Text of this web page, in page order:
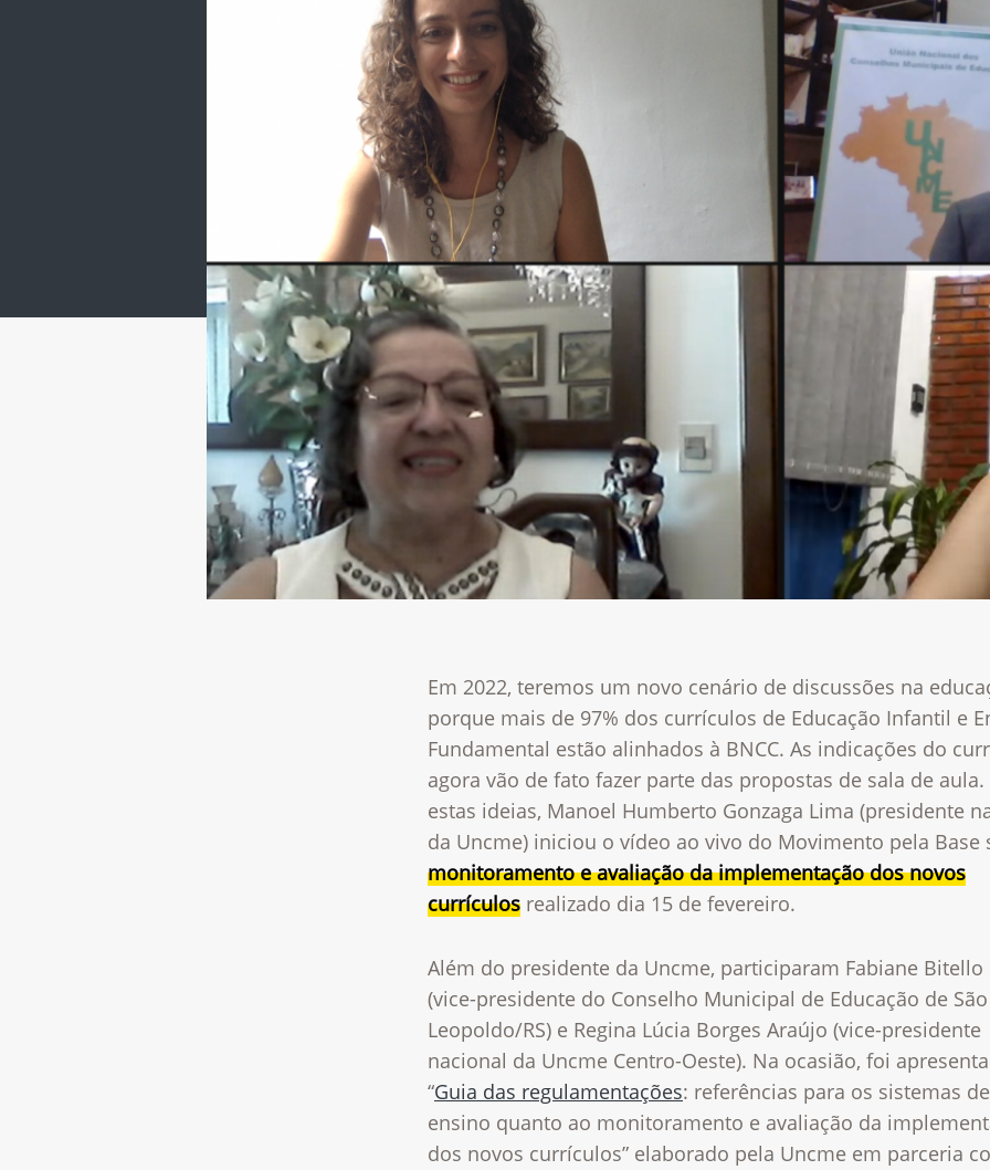
Em 2022, teremos um novo cenário de discussões na
porque mais de 97% dos currículos de Educação Infantil e
Fundamental estão alinhados à BNCC. As indicações do
agora vão de fato fazer parte das propostas de sala de aula.
estas ideias, Manoel Humberto Gonzaga Lima (presidente
da Uncme) iniciou o vídeo ao vivo do Movimento pela Base
monitoramento e avaliação da implementação dos novos
currículos realizado dia 15 de fevereiro.
Além do presidente da Uncme, participaram Fabiane Bitello
(vice-presidente do Conselho Municipal de Educação de São
Leopoldo/RS) e Regina Lúcia Borges Araújo (vice-presidente
nacional da Uncme Centro-Oeste). Na ocasião, foi
“Guia das regulamentações: referências para os sistemas de
ensino quanto ao monitoramento e avaliação da
dos novos currículos” elaborado pela Uncme em parceria